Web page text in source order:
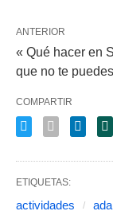
ANTERIOR
« Qué hacer en
que no te
COMPARTIR
ETIQUETAS:
actividades